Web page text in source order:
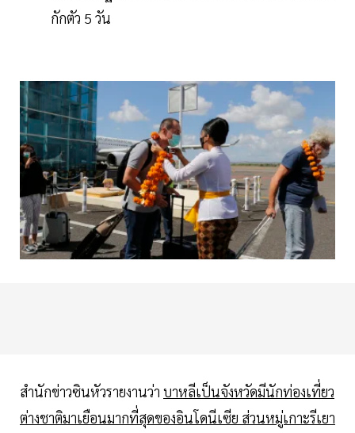
กักตัว 5 วัน
สำนักข่าวซินหัวรายงานว่า บาหลีเป็นจังหวัดมีนักท่องเที่ยว
ต่างชาติมาเยือนมากที่สุดของอินโดนีเซีย ส่วนหมู่เกาะรีเยา